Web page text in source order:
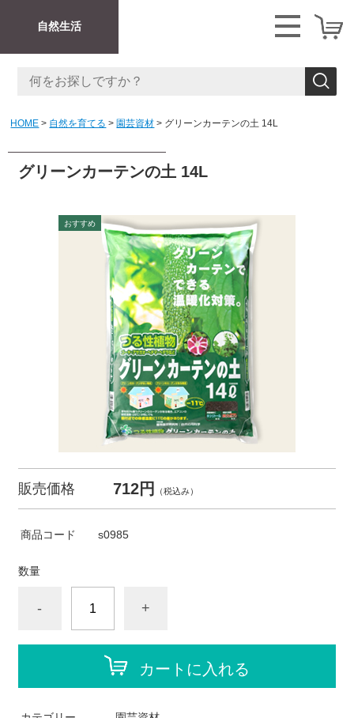
自然生活
HOME 自然を育てる 園芸資材 グリーンカーテンの土 14L
グリーンカーテンの土 14L
販売価格 712円 （税込み）
商品コード s0985
数量
- +
カートに入れる